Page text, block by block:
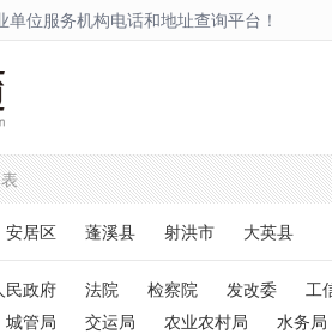
位服务机构电话和地址查询平台！
安居区 蓬溪县 射洪市 大英县
民政府 法院 检察院 发改委 工
城管局 交运局 农业农村局 水务局